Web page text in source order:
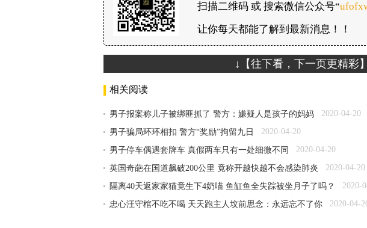
扫描二维码 或 搜索微信公众号“
让你每天都能了解到最新消息！！
↓【往下看，下一页更精彩
相关阅读
男子报案称儿子被绑匪抓了 警方：嫌疑人是孩子的妈妈 2020-04-20
男子骗局环环相扣 警方“奖励”拘留九日 2020-04-20
男子停车偶遇套牌车 真假两车只有一处细微不同 2020-04-20
英国奇葩在国道飙破200公里 竟称开越快越不会感染肺炎 2020-04-20
隔离40天返家家猫竟生下4奶喵 鱼缸鱼全失踪被坐月子了吗？ 2020-
忠心汪守棺不吃不喝 天天跑主人坟前思念：永远忘不了你 2020-04-